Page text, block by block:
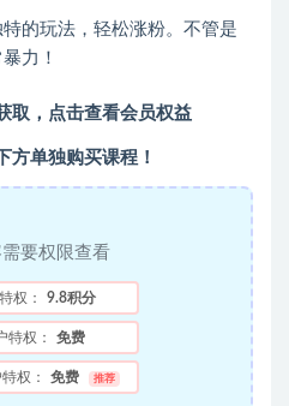
的玩法，轻松涨粉。不管是
力！
取，点击查看会员权益
方单独购买课程！
要权限查看
权： 9.8积分
特权： 免费
权： 免费 推荐